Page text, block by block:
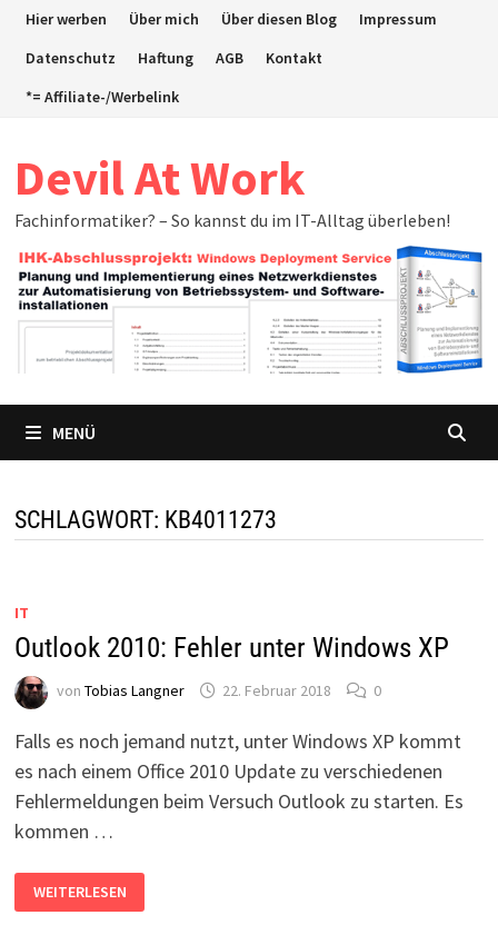
ZumHier werben Über mich Über diesen Blog
Impressum
Datenschutz
Haftung AGB
Kontakt
*= Affiliate-/Werbelink
Devil At Work
Fachinformatiker? – So kannst du im IT-Alltag überleben!
MENÜ
SCHLAGWORT: KB4011273
IT
Outlook 2010: Fehler unter Windows XP
von Tobias Langner 22. Februar 2018 0
Falls es noch jemand nutzt, unter Windows XP kommt
es nach einem Office 2010 Update zu verschiedenen
Fehlermeldungen beim Versuch Outlook zu starten. Es
kommen …
OUTLOOK
2010:
FEHLER
WEITERLESEN